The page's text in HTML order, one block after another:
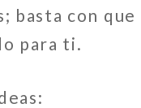
basta con que
para ti.